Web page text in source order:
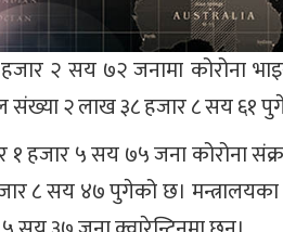
२ सय ७२ जनामा कोरोना
२ लाख ३८ हजार ८ सय ६१
हजार ५ सय ७५ जना कोरोना
८ सय ४७ पुगेको छ।